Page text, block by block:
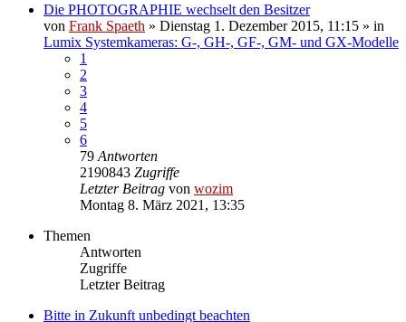
Die PHOTOGRAPHIE wechselt den Besitzer
von Frank Spaeth » Dienstag 1. Dezember 2015, 11:15 » in
Lumix Systemkameras: G-, GH-, GF-, GM- und GX-Modelle
1
2
3
4
5
6
79 Antworten
2190843 Zugriffe
Letzter Beitrag von wozim
Montag 8. März 2021, 13:35
Themen
Antworten
Zugriffe
Letzter Beitrag
Bitte in Zukunft unbedingt beachten